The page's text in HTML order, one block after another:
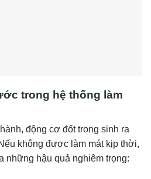
trong hệ thống làm
động cơ đốt trong sinh ra
không được làm mát kịp thời,
những hậu quả nghiêm trọng: